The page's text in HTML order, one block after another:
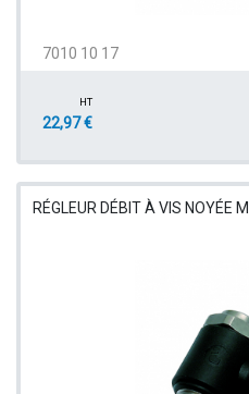
7010 10 17
HT
22,97 €
RÉGLEUR DÉBIT À VIS NOYÉE